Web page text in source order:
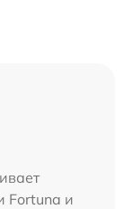
Fortuna и